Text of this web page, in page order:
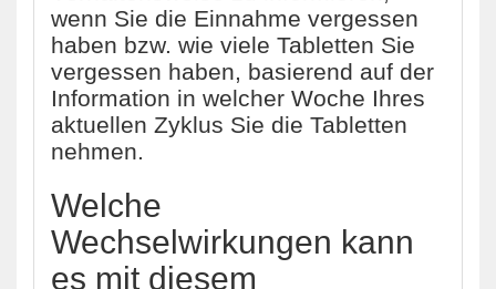
wenn Sie die Einnahme vergessen
haben bzw. wie viele Tabletten Sie
vergessen haben, basierend auf der
Information in welcher Woche Ihres
aktuellen Zyklus Sie die Tabletten
nehmen.
Welche
Wechselwirkungen kann
es mit diesem